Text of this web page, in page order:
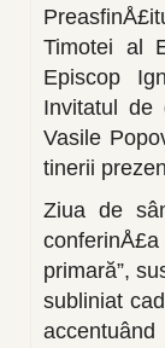
Timotei al
Episcop
Invitatul de
Vasile
tinerii
Ziua de
conferinÅ£a
primară”,
subliniat